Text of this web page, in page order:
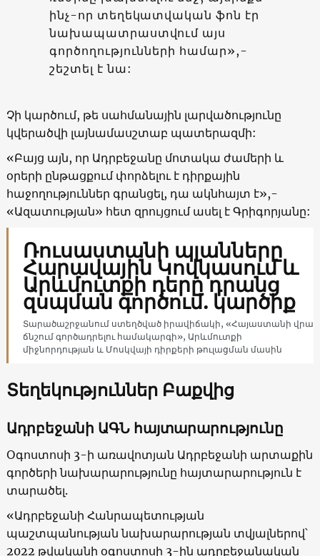
ինչ-որ տեղեկատվական ֆոն էր
նախապատրաստվում այս
գործողությունների համար»,-
շեշտել է նա:
Չի կարծում, թե սահմանային լարվածությունը
կվերածվի լայնամասշտաբ պատերազմի:
«Բայց այն, որ Ադրբեջանը մոտակա ժամերի և
օրերի ընթացքում փորձելու է դիրքային
հաջողություններ գրանցել, դա ակնհայտ է»,-
«Ազատության» հետ զրույցում ասել է Գրիգորյանը:
Ռուսաստանի պլանները
Հարավային Կովկասում և
Արևմուտքի դերը դրանց
զսպման գործում. կարծիք
Տարածաշրջանում ստեղծված իրավիճակի, «Հայաստանի վրա
ճնշում գործադրելու համակարգի», Արևմուտքի
միջնորդության և Մոսկվայի դիրքերի թուլացման մասին
Տեղեկություններ Բաքվից
Ադրբեջանի ԱԳՆ հայտարարությունը
Օգոստոսի 3-ի առավոտյան Ադրբեջանի արտաքին
գործերի նախարարությունը հայտարարություն է
տարածել.
«Ադրբեջանի Հանրապետության
պաշտպանության նախարարության տվյալներով՝
2022 թվականի օգոստոսի 3-ին ադրբեջանական